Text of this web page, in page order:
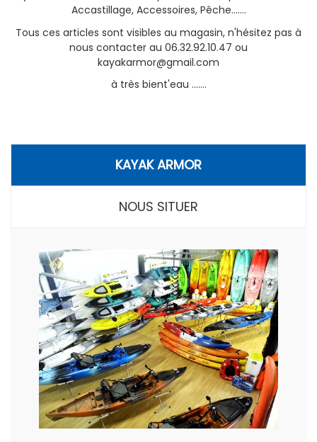
Accastillage, Accessoires, Pêche.......
Tous ces articles sont visibles au magasin, n'hésitez pas à
nous contacter au 06.32.92.10.47 ou
kayakarmor@gmail.com
à très bient'eau .......
KAYAK ARMOR
NOUS SITUER